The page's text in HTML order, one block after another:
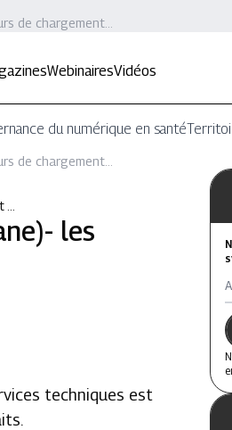
de chargement...
WebinairesVidéos
du numérique en santé
de chargement...
les
techniques est